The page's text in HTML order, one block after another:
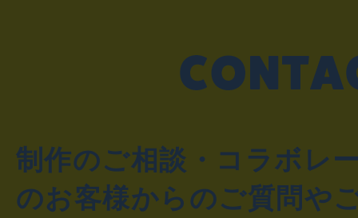
制作のご相談・コラボレ
のお客様からのご質問や